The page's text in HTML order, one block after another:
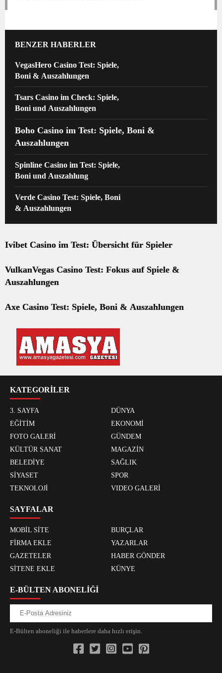
BENZER HABERLER
VegasHero Casino Test: Spiele,
Boni & Auszahlungen
Tsars Casino im Check: Spiele,
Boni und Auszahlungen
Boho Casino im Test: Spiele, Boni &
Auszahlungen
Spinline Casino im Test: Spiele,
Boni und Auszahlung
Verde Casino Test: Spiele, Boni
& Auszahlungen
Ivibet Casino im Test: Übersicht für Spieler
VulkanVegas Casino Test: Fokus auf Spiele &
Auszahlungen
Axe Casino Test: Spiele, Boni & Auszahlungen
KATEGORİLER
3. SAYFA
DÜNYA
EĞİTİM
EKONOMİ
FOTO GALERİ
GÜNDEM
KÜLTÜR SANAT
MAGAZİN
BELEDİYE
SAĞLIK
SİYASET
SPOR
TEKNOLOJİ
VIDEO GALERİ
SAYFALAR
MOBİL SİTE
BURÇLAR
FİRMA EKLE
YAZARLAR
GAZETELER
HABER GÖNDER
SİTENE EKLE
KÜNYE
E-BÜLTEN ABONELİĞİ
E-Bülten aboneliği ile haberlere daha hızlı erişin.